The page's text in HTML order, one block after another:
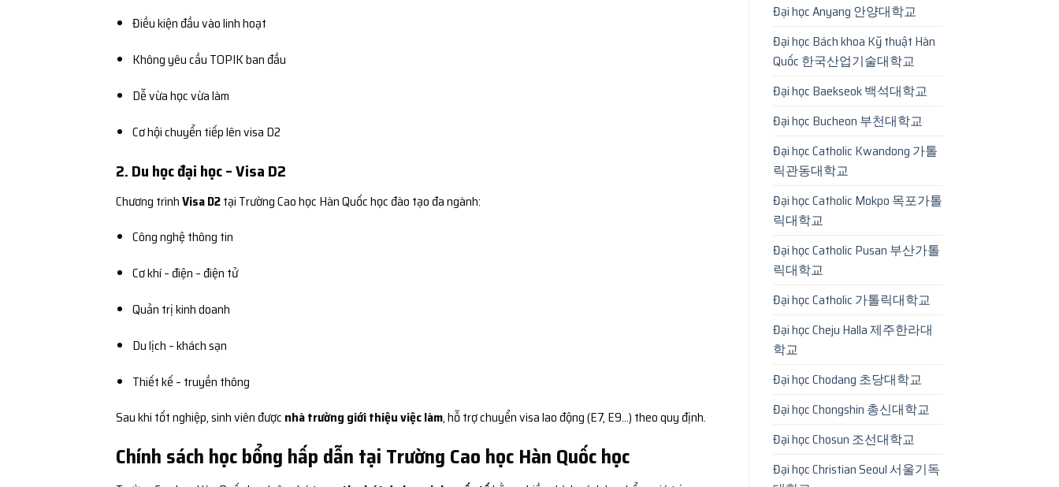
Điều kiện đầu vào linh hoạt
Không yêu cầu TOPIK ban đầu
Dễ vừa học vừa làm
Cơ hội chuyển tiếp lên visa D2
2. Du học đại học – Visa D2
Chương trìnhVisa D2tại Trường Cao học Hàn Quốc học đào tạo đa ngành:
Công nghệ thông tin
Cơ khí – điện – điện tử
Quản trị kinh doanh
Du lịch – khách sạn
Thiết kế – truyền thông
Sau khi tốt nghiệp, sinh viên được nhà trường giới thiệu việc làm, hỗ trợ chuyển visa lao động (E7, E9…) theo quy định.
Chính sách học bổng hấp dẫn tại Trường Cao học Hàn Quốc học
Đại học Anyang 안양대학교
Đại học Bách khoa Kỹ thuật Hàn
Quốc 한국산업기술대학교
Đại học Baekseok 백석대학교
Đại học Bucheon 부천대학교
Đại học Catholic Kwandong 가톨
릭관동대학교
Đại học Catholic Mokpo 목포가톨
릭대학교
Đại học Catholic Pusan 부산가톨
릭대학교
Đại học Catholic 가톨릭대학교
Đại học Cheju Halla 제주한라대
학교
Đại học Chodang 초당대학교
Đại học Chongshin 총신대학교
Đại học Chosun 조선대학교
Đại học Christian Seoul 서울기독